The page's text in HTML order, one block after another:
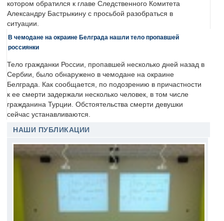
котором обратился к главе Следственного Комитета
Александру Бастрыкину с просьбой разобраться в
ситуации.
В чемодане на окраине Белграда нашли тело пропавшей
россиянки
Тело гражданки России, пропавшей несколько дней назад в
Сербии, было обнаружено в чемодане на окраине
Белграда. Как сообщается, по подозрению в причастности
к ее смерти задержали несколько человек, в том числе
гражданина Турции. Обстоятельства смерти девушки
сейчас устанавливаются.
НАШИ ПУБЛИКАЦИИ